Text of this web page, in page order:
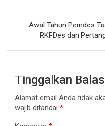
Awal Tahun Pemdes
RKPDes dan
Tinggalkan
Alamat email Anda tidak
wajib ditandai *